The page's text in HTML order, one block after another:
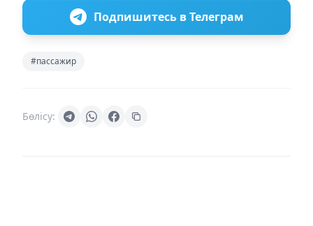
Подпишитесь в Телеграм
#пассажир
Бөлісу: